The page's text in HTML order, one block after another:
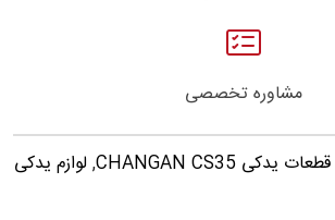
مشاوره تخصصی
قطعات یدکی CHANGAN CS35 ,لوازم یدکی